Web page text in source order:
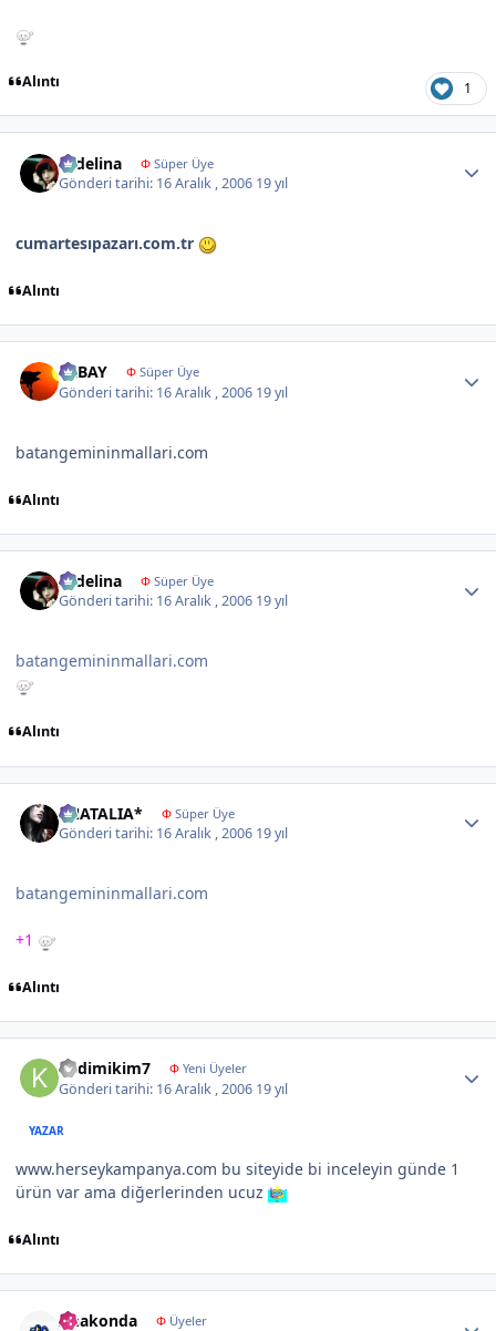
Alıntı 1
sedelina ΦSüper Üye
Gönderi tarihi: 16 Aralık , 2006 19 yıl
cumartesıpazarı.com.tr
Alıntı
ERBAY ΦSüper Üye
Gönderi tarihi: 16 Aralık , 2006 19 yıl
batangemininmallari.com
Alıntı
sedelina ΦSüper Üye
Gönderi tarihi: 16 Aralık , 2006 19 yıl
batangemininmallari.com
Alıntı
*NATALIA* ΦSüper Üye
Gönderi tarihi: 16 Aralık , 2006 19 yıl
batangemininmallari.com
+1
Alıntı
kedimikim7 ΦYeni Üyeler
Gönderi tarihi: 16 Aralık , 2006 19 yıl
YAZAR
www.herseykampanya.com bu siteyide bi inceleyin günde 1
ürün var ama diğerlerinden ucuz
Alıntı
Anakonda ΦÜyeler